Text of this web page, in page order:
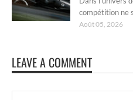
compétition ne
Août 05, 2026
LEAVE A COMMENT